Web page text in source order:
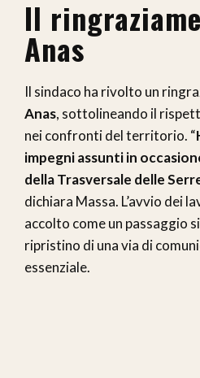
Il
Anas
Il sindaco ha rivolto un
Anas, sottolineando il
nei confronti del territorio. “
impegni assunti in
della Trasversale delle
dichiara Massa. L’avvio dei
accolto come un passaggio
ripristino di una via di
essenziale.